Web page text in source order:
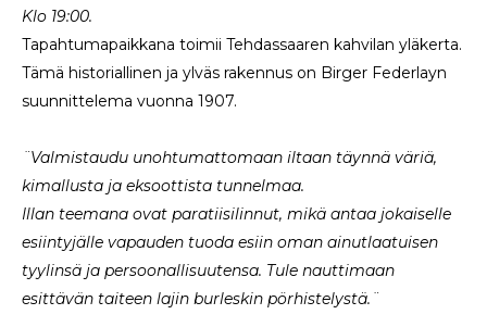
Klo 19:00.
Tapahtumapaikkana toimii Tehdassaaren kahvilan yläkerta.
Tämä historiallinen ja ylväs rakennus on Birger Federlayn
suunnittelema vuonna 1907.
¨Valmistaudu unohtumattomaan iltaan täynnä väriä,
kimallusta ja eksoottista tunnelmaa.
Illan teemana ovat paratiisilinnut, mikä antaa jokaiselle
esiintyjälle vapauden tuoda esiin oman ainutlaatuisen
tyylinsä ja persoonallisuutensa. Tule nauttimaan
esittävän taiteen lajin burleskin pörhistelystä.¨